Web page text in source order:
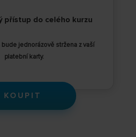
přístup do celého kurzu
bude jednorázově stržena z vaší
platební karty.
KOUPIT